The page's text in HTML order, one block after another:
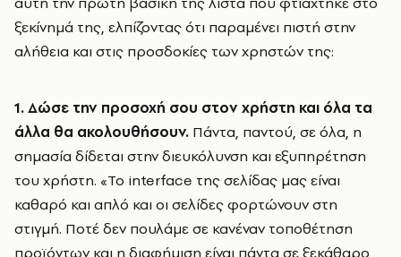
ξεκίνημά της, ελπίζοντας ότι παραμένει πιστή στην
αλήθεια και στις προσδοκίες των χρηστών της:
1. Δώσε την προσοχή σου στον χρήστη και όλα τα
άλλα θα ακολουθήσουν. Πάντα, παντού, σε όλα, η
σημασία δίδεται στην διευκόλυνση και εξυπηρέτηση
του χρήστη. «Το interface της σελίδας μας είναι
καθαρό και απλό και οι σελίδες φορτώνουν στη
στιγμή. Ποτέ δεν πουλάμε σε κανέναν τοποθέτηση
προϊόντων και η διαφήμιση είναι πάντα σε ξεκάθαρο